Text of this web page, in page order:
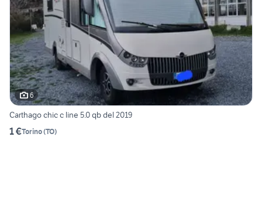
6
Carthago chic c line 5.0 qb del 2019
1 €Torino(TO)